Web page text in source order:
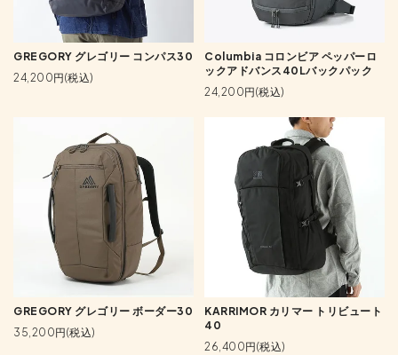
GREGORY グレゴリー コンパス30
24,200円(税込)
Columbia コロンビア ペッパーロ
ックアドバンス40Lバックパック
24,200円(税込)
GREGORY グレゴリー ボーダー30
35,200円(税込)
KARRIMOR カリマー トリビュート
40
26,400円(税込)